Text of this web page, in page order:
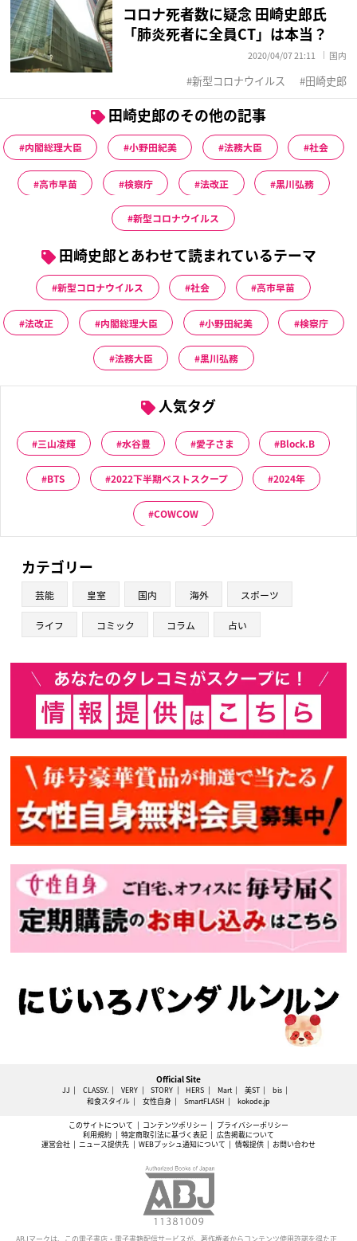
コロナ死者数に疑念 田崎史郎氏
「肺炎死者に全員CT」は本当？
2020/04/07 21:11 国内
新型コロナウイルス 田崎史郎
田崎史郎のその他の記事
内閣総理大臣 小野田紀美 法務大臣 社会
高市早苗 検察庁 法改正 黒川弘務
新型コロナウイルス
田崎史郎とあわせて読まれているテーマ
新型コロナウイルス 社会 高市早苗
法改正 内閣総理大臣 小野田紀美 検察庁
法務大臣 黒川弘務
人気タグ
三山凌輝 水谷豊 愛子さま Block.B
BTS 2022下半期ベストスクープ 2024年
COWCOW
カテゴリー
芸能 皇室 国内 海外 スポーツ
ライフ コミック コラム 占い
Official Site
JJ CLASSY. VERY STORY HERS Mart 美ST
bis
和食スタイル
女性自身 SmartFLASH kokode.jp
このサイトについて コンテンツポリシー
プライバシーポリシー
利用規約
特定商取引法に基づく表記
広告掲載について
運営会社
ニュース提供先 WEBプッシュ通知について 情報提供 お問い合わせ
ABJマークは、この電子書店・電子書籍配信サービスが、著作権者からコンテンツ使用許諾を得た正